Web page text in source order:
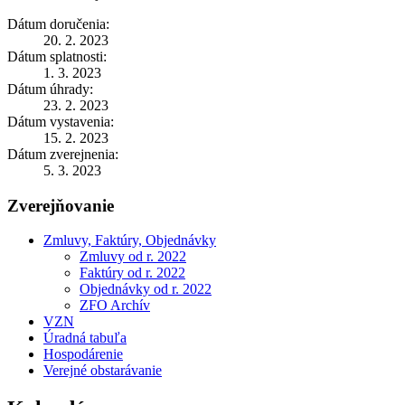
Dátum doručenia:
20. 2. 2023
Dátum splatnosti:
1. 3. 2023
Dátum úhrady:
23. 2. 2023
Dátum vystavenia:
15. 2. 2023
Dátum zverejnenia:
5. 3. 2023
Zverejňovanie
Zmluvy, Faktúry, Objednávky
Zmluvy od r. 2022
Faktúry od r. 2022
Objednávky od r. 2022
ZFO Archív
VZN
Úradná tabuľa
Hospodárenie
Verejné obstarávanie